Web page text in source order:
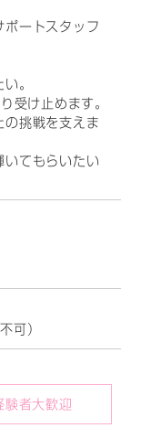
ポートスタッフ
。
受け止めます。
の挑戦を支えま
いてもらいたい
可）
験者大歓迎